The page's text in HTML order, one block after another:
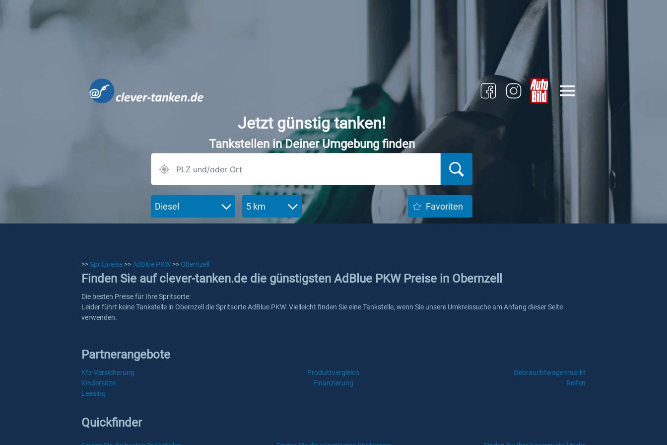
Jetzt günstig tanken!
Tankstellen in Deiner Umgebung finden
Diesel 5 km Favoriten
>>Spritpreise >>AdBlue PKW >> Obernzell
Finden Sie auf clever-tanken.de die günstigsten AdBlue PKW Preise in Obernzell
Die besten Preise für Ihre Spritsorte:
Leider führt keine Tankstelle in Obernzell die Spritsorte AdBlue PKW. Vielleicht finden Sie eine Tankstelle, wenn Sie unsere Umkreissuche am Anfang dieser Seite
verwenden.
Partnerangebote
Kfz-Versicherung Produktvergleich
Gebrauchtwagenmarkt
Kindersitze
Finanzierung
Reifen
Leasing
Quickfinder